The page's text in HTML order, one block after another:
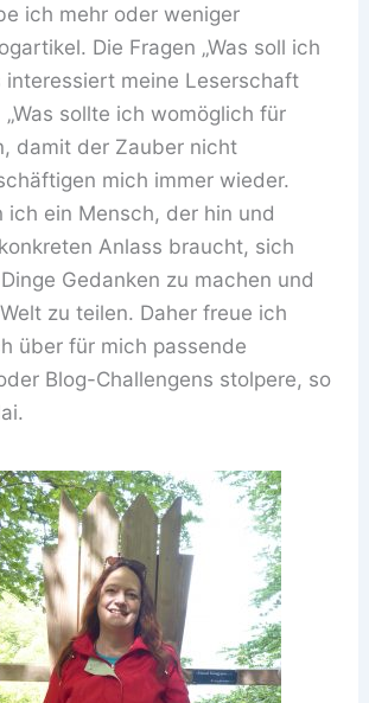
ich mehr oder weniger
Die Fragen „Was soll ich
interessiert meine Leserschaft
„Was sollte ich womöglich für
damit der Zauber nicht
mich immer wieder.
ich ein Mensch, der hin und
Anlass braucht, sich
Gedanken zu machen und
zu teilen. Daher freue ich
über für mich passende
Blog-Challengens stolpere, so